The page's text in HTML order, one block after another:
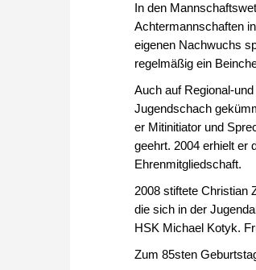
In den
Achtermannschaften
eigenen Nachwuchs
regelmäßig ein
Auch auf Regional-
Jugendschach
er Mitinitiator und
geehrt. 2004 erhielt er
Ehrenmitgliedschaft.
2008 stiftete Christian
die sich in der
HSK Michael Kotyk.
Zum 85sten